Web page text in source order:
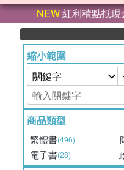
NEW紅利積點抵
縮小範圍
商品類型
繁體書(496)
電子書(28)